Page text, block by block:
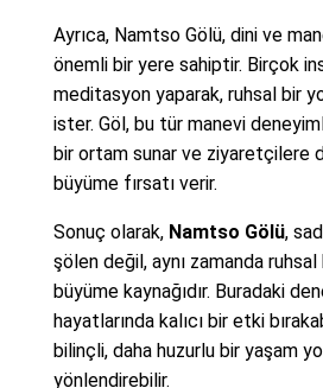
Ayrıca, Namtso Gölü, dini ve
önemli bir yere sahiptir. Birçok
meditasyon yaparak, ruhsal bir
ister. Göl, bu tür manevi
bir ortam sunar ve ziyaretçilere
büyüme fırsatı verir.
Sonuç olarak, Namtso Gölü,
şölen değil, aynı zamanda
büyüme kaynağıdır. Buradaki
hayatlarında kalıcı bir etki
bilinçli, daha huzurlu bir yaşam
yönlendirebilir.